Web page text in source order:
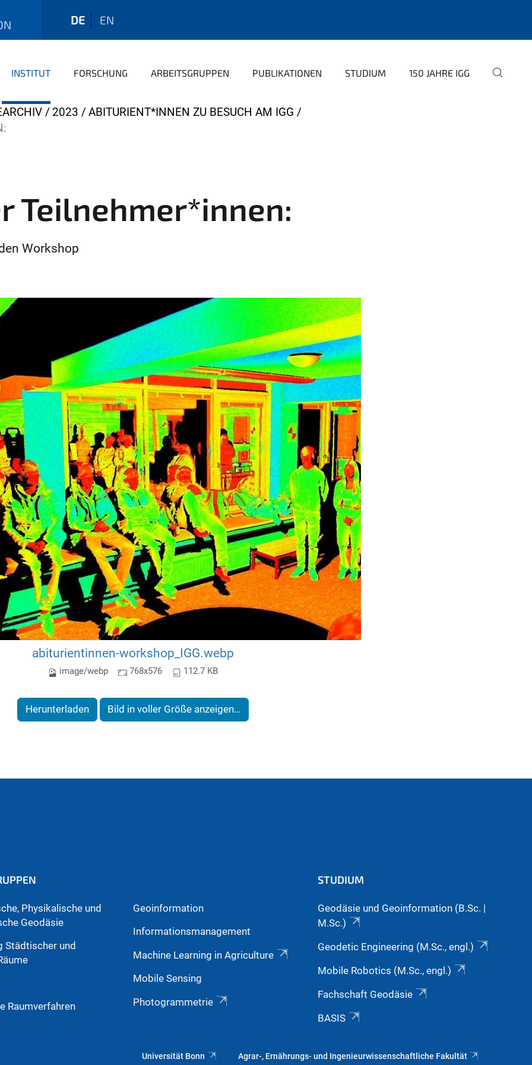
DE EN
INSTITUT FORSCHUNG ARBEITSGRUPPEN PUBLIKATIONEN STUDIUM 150 JAHRE IGG
2023
ABITURIENT*INNEN ZU BESUCH AM IGG
Teilnehmer*innen:
Workshop
abiturientinnen-workshop_IGG.webp
image/webp 768x576 112.7 KB
Herunterladen Bild in voller Größe anzeigen…
Physikalische und
Geodäsie
Städtischer und
Raumverfahren
Geoinformation
Informationsmanagement
Machine Learning in Agriculture
Mobile Sensing
Photogrammetrie
STUDIUM
Geodäsie und Geoinformation (B.Sc. |
M.Sc.)
Geodetic Engineering (M.Sc., engl.)
Mobile Robotics (M.Sc., engl.)
Fachschaft Geodäsie
BASIS
Universität Bonn Agrar-, Ernährungs- und Ingenieurwissenschaftliche Fakultät